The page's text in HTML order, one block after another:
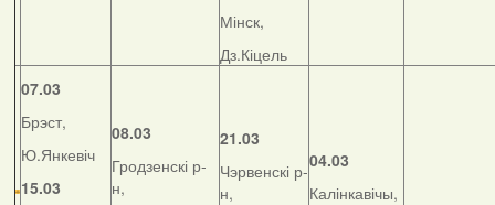
Мінск,
Дз.Кіцель
07.03
Брэст,
Ю.Янкевіч
15.03
08.03
Гродзенскі р-
н,
21.03
Чэрвенскі р-
н,
04.03
Калінкавічы,